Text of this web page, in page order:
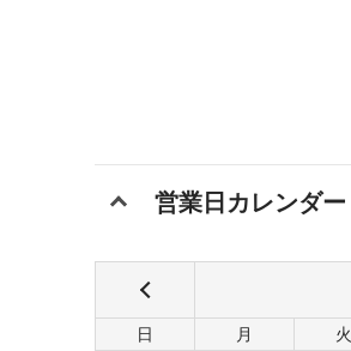
営業日カレンダー
日 月 火